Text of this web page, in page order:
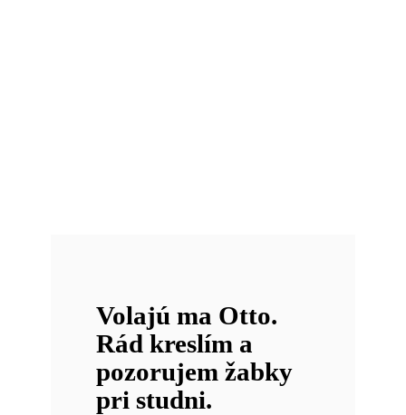
Volajú ma Otto.
Rád kreslím a
pozorujem žabky
pri studni.